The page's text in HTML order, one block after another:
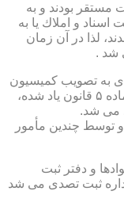
مستقر بودند و به
اسناد و املاك یا به
لذا در آن زمان
شد .
جدیدی به تصویب كمیسیون
عدلیه مجلس شورای ملی رسید كه مطابق ماده ۵ قانون یاد شده،
می شد.
توسط چندین مأمور
و دفتر ثبت
ثبت تصدی می شد